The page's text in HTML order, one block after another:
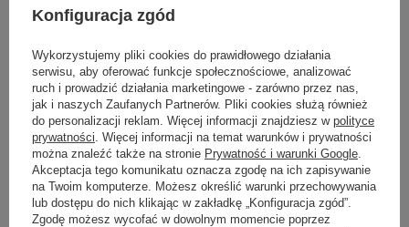
ICONIC bateria bidetowa
bidetową i wężem, chrom
579,70 zł / szt.
BRUSHED stały U 50x140
szkło czyste 8mm Active
Shield 2.0 - wsp.
równoległy
1 372,00 zł / szt.
Najniższa cena produktu w okresie
30 dni przed wprowadzeniem
obniżki:1 372,00 zł 0%
Cena regularna:
1 687,56 zł
Konfiguracja zgód
Wykorzystujemy pliki cookies do prawidłowego działania
serwisu, aby oferować funkcje społecznościowe, analizować
ruch i prowadzić działania marketingowe - zarówno przez nas,
jak i naszych Zaufanych Partnerów. Pliki cookies służą również
do personalizacji reklam. Więcej informacji znajdziesz w polityce
prywatności . Więcej informacji na temat warunków i prywatności
można znaleźć także na stronie Prywatność i warunki Google
Akceptacja tego komunikatu oznacza zgodę na ich zapisywanie
na Twoim komputerze. Możesz określić warunki przechowywania
lub dostępu do nich klikając w zakładkę „Konfiguracja zgód”.
Zgodę możesz wycofać w dowolnym momencie poprzez